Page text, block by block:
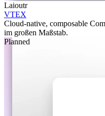
Laioutr
VTEX
Cloud-native, composable
im großen Maßstab.
Planned